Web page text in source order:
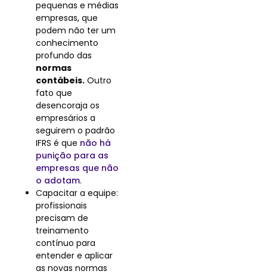
pequenas e médias
empresas, que
podem não ter um
conhecimento
profundo das
normas
contábeis. Outro
fato que
desencoraja os
empresários a
seguirem o padrão
IFRS é que não há
punição para as
empresas que não
o adotam.
Capacitar a equipe:
profissionais
precisam de
treinamento
contínuo para
entender e aplicar
as novas normas